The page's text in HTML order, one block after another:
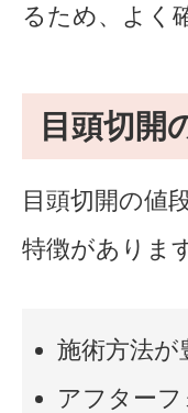
るため、よく
目頭切開
目頭切開の値
特徴がありま
施術方法が
アフター